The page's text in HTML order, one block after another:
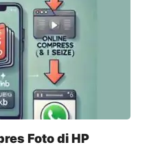
Foto di HP